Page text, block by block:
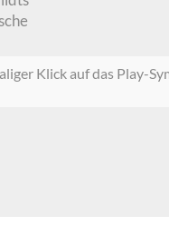
Klick auf das Play-